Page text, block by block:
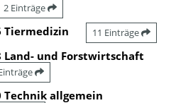
2 Einträge
Tiermedizin 11 Einträge
Land- und Forstwirtschaft
Technik allgemein